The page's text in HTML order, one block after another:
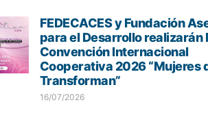
FEDECACES y Fundación
para el Desarrollo realizarán
Convención Internacional
Cooperativa 2026 “Mujeres
Transforman”
16/07/2026